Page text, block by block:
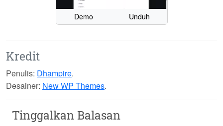
Demo Unduh
Kredit
Penulis: Dhampire.
Desainer: New WP Themes.
Tinggalkan Balasan